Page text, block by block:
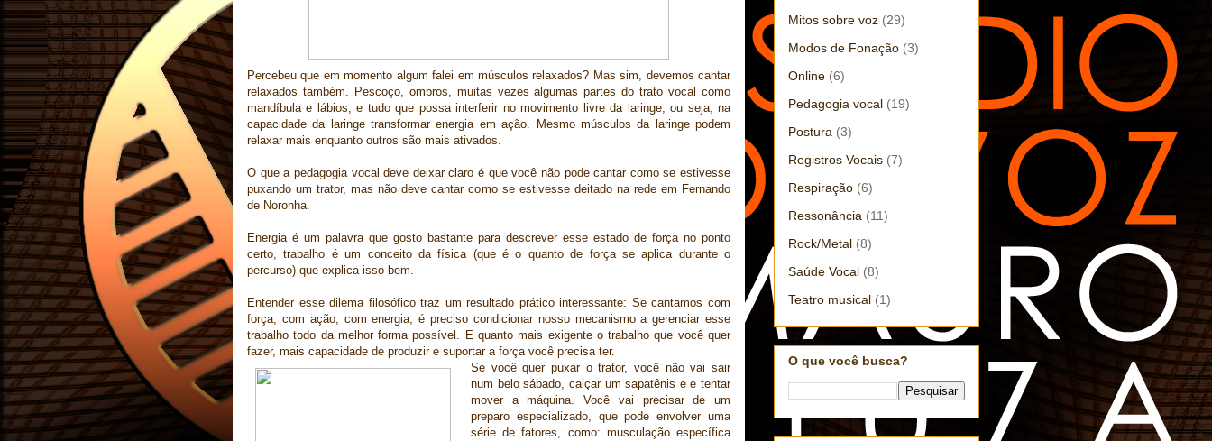
Percebeu que em momento algum falei em músculos relaxados? Mas sim, devemos cantar
relaxados também. Pescoço, ombros, muitas vezes algumas partes do trato vocal como
mandíbula e lábios, e tudo que possa interferir no movimento livre da laringe, ou seja, na
capacidade da laringe transformar energia em ação. Mesmo músculos da laringe podem
relaxar mais enquanto outros são mais ativados.
O que a pedagogia vocal deve deixar claro é que você não pode cantar como se estivesse
puxando um trator, mas não deve cantar como se estivesse deitado na rede em Fernando
de Noronha.
Energia é um palavra que gosto bastante para descrever esse estado de força no ponto
certo, trabalho é um conceito da física (que é o quanto de força se aplica durante o
percurso) que explica isso bem.
Entender esse dilema filosófico traz um resultado prático interessante: Se cantamos com
força, com ação, com energia, é preciso condicionar nosso mecanismo a gerenciar esse
trabalho todo da melhor forma possível. E quanto mais exigente o trabalho que você quer
fazer, mais capacidade de produzir e suportar a força você precisa ter.
Se você quer puxar o trator, você não vai sair
num belo sábado, calçar um sapatênis e e tentar
mover a máquina. Você vai precisar de um
preparo especializado, que pode envolver uma
série de fatores, como: musculação específica
Mitos sobre voz (29)
Modos de Fonação (3)
Online (6)
Pedagogia vocal (19)
Postura (3)
Registros Vocais (7)
Respiração (6)
Ressonância (11)
Rock/Metal (8)
Saúde Vocal (8)
Teatro musical (1)
O que você busca?